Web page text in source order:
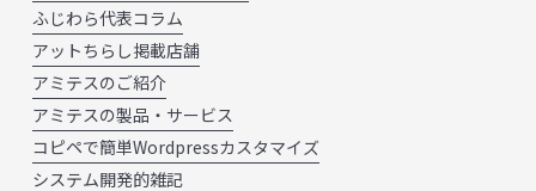
ふじわら代表コラム
アットちらし掲載店舗
アミテスのご紹介
アミテスの製品・サービス
コピペで簡単Wordpressカスタマイズ
システム開発的雑記